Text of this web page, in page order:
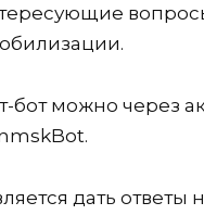
бот можно через
дать ответы